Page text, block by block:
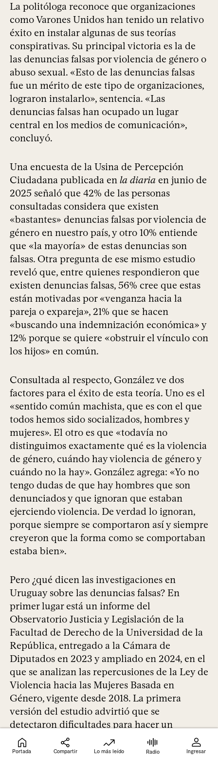
La politóloga reconoce que organizaciones
como Varones Unidos han tenido un relativo
éxito en instalar algunas de sus teorías
conspirativas. Su principal victoria es la de
las denuncias falsas por violencia de género o
abuso sexual. «Esto de las denuncias falsas
fue un mérito de este tipo de organizaciones,
lograron instalarlo», sentencia. «Las
denuncias falsas han ocupado un lugar
central en los medios de comunicación»,
concluyó.
Una encuesta de la Usina de Percepción
Ciudadana publicada en la diaria en junio de
2025 señaló que 42% de las personas
consultadas considera que existen
«bastantes» denuncias falsas por violencia de
género en nuestro país, y otro 10% entiende
que «la mayoría» de estas denuncias son
falsas. Otra pregunta de ese mismo estudio
reveló que, entre quienes respondieron que
existen denuncias falsas, 56% cree que estas
están motivadas por «venganza hacia la
pareja o expareja», 21% que se hacen
«buscando una indemnización económica» y
12% porque se quiere «obstruir el vínculo con
los hijos» en común.
Consultada al respecto, González ve dos
factores para el éxito de esta teoría. Uno es el
«sentido común machista, que es con el que
todos hemos sido socializados, hombres y
mujeres». El otro es que «todavía no
distinguimos exactamente qué es la violencia
de género, cuándo hay violencia de género y
cuándo no la hay». González agrega: «Yo no
tengo dudas de que hay hombres que son
denunciados y que ignoran que estaban
ejerciendo violencia. De verdad lo ignoran,
porque siempre se comportaron así y siempre
creyeron que la forma como se comportaban
estaba bien».
Pero ¿qué dicen las investigaciones en
Uruguay sobre las denuncias falsas? En
primer lugar está un informe del
Observatorio Justicia y Legislación de la
Facultad de Derecho de la Universidad de la
República, entregado a la Cámara de
Diputados en 2023 y ampliado en 2024, en el
que se analizan las repercusiones de la Ley de
Violencia hacia las Mujeres Basada en
Género, vigente desde 2018. La primera
versión del estudio advirtió que se
detectaron dificultades para hacer un
seguimiento de las denuncias debido a la
situación de vulnerabilidad en que se
Portada Compartir Lo más leído Radio Ingresar